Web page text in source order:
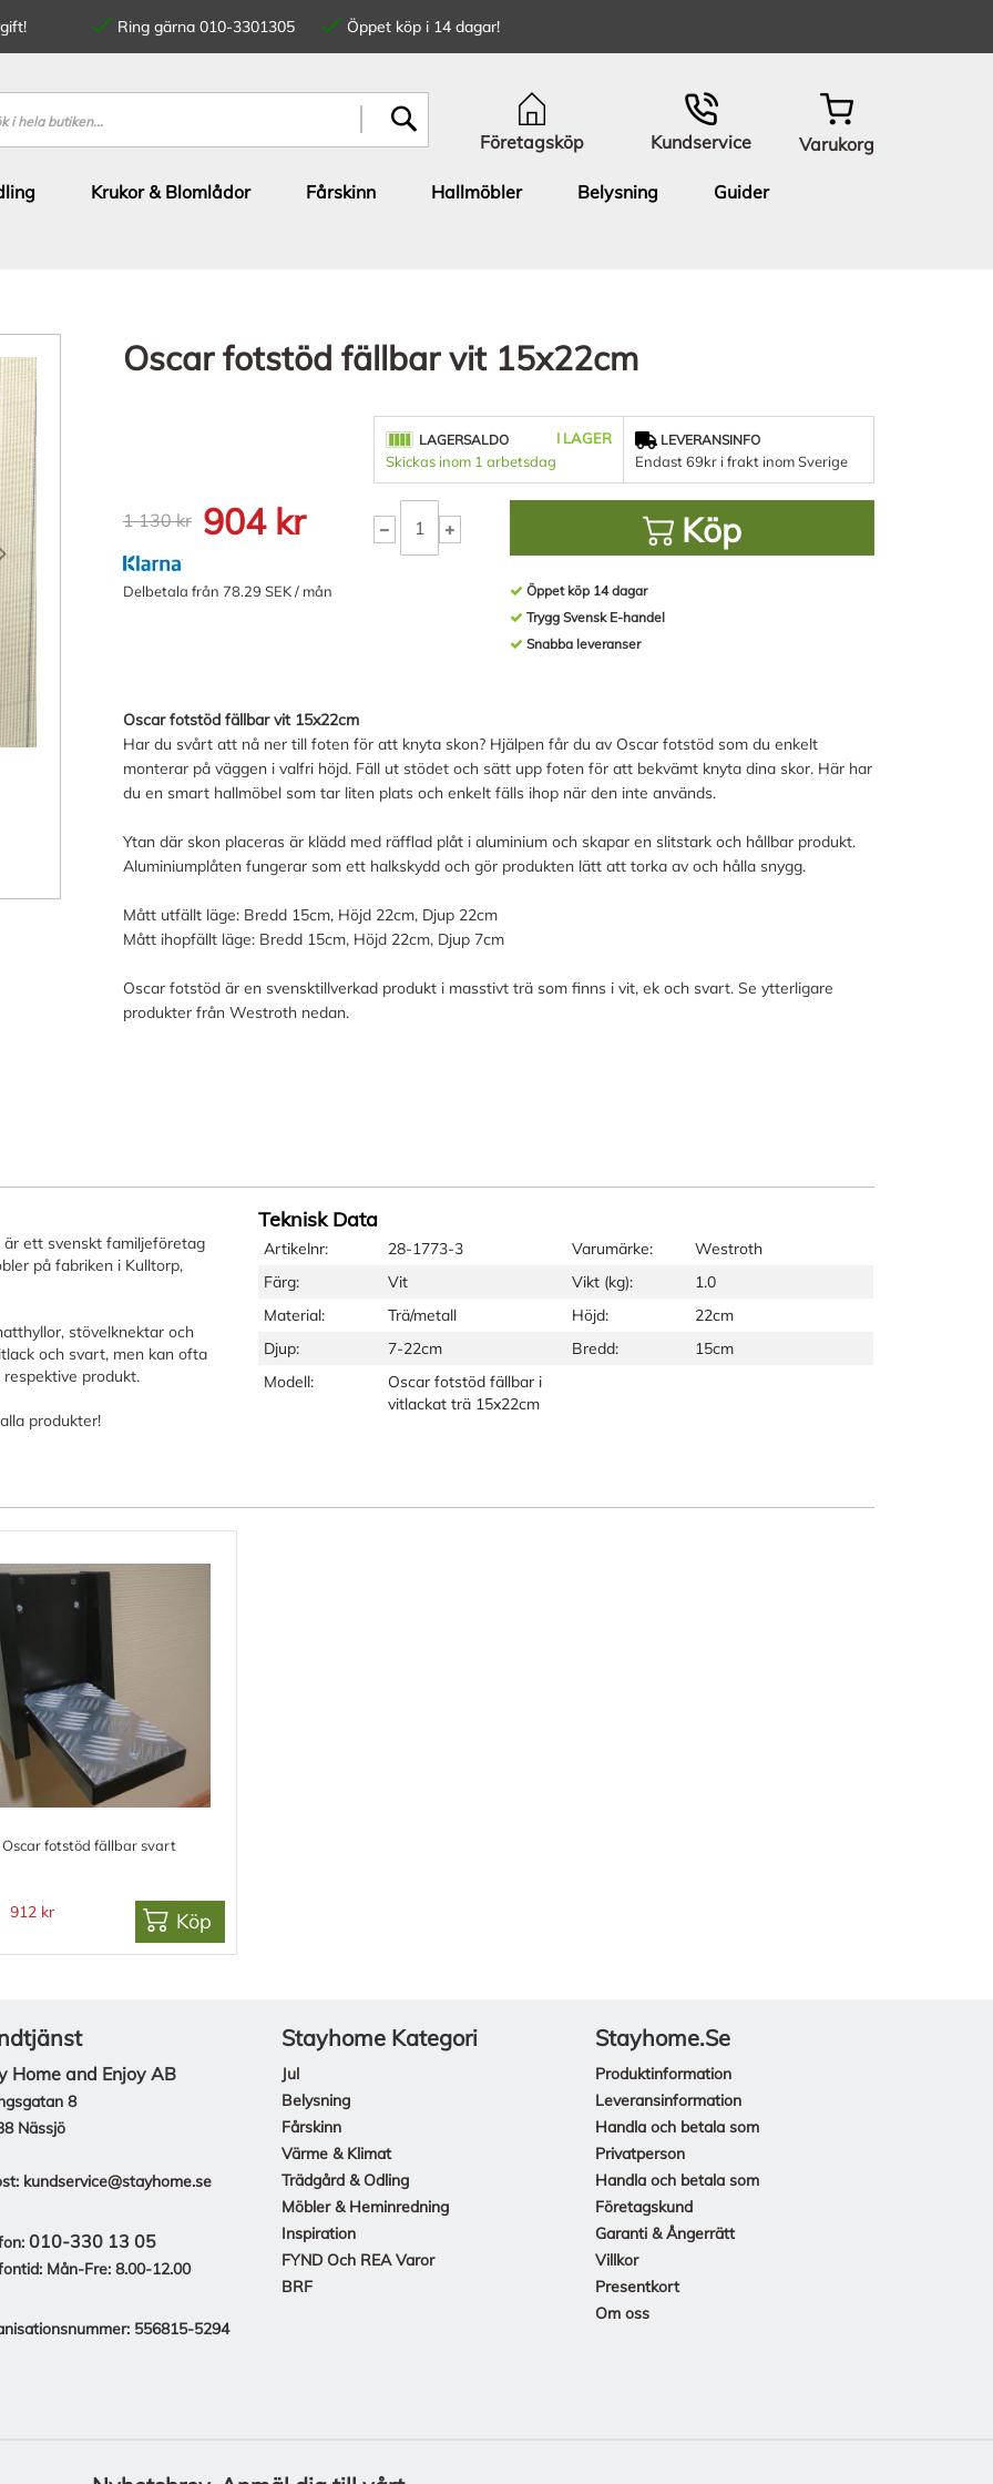
Ring gärna 010-3301305
Öppet köp i 14 dagar!
Företagsköp Kundservice Varukorg
Krukor & Blomlådor Fårskinn Hallmöbler Belysning
Guider
Oscar fotstöd fällbar vit 15x22cm
1 130 kr 904 kr
Delbetala från 78.29 SEK / mån
LAGERSALDO
I LAGER
Skickas inom 1 arbetsdag
LEVERANSINFO
Endast 69kr i frakt inom Sverige
Köp
Öppet köp 14 dagar
Trygg Svensk E-handel
Snabba leveranser
Oscar fotstöd fällbar vit 15x22cm
Har du svårt att nå ner till foten för att knyta skon? Hjälpen får du av Oscar fotstöd som du enkelt
monterar på väggen i valfri höjd. Fäll ut stödet och sätt upp foten för att bekvämt knyta dina skor. Här har
du en smart hallmöbel som tar liten plats och enkelt fälls ihop när den inte används.
Ytan där skon placeras är klädd med räfflad plåt i aluminium och skapar en slitstark och hållbar produkt.
Aluminiumplåten fungerar som ett halkskydd och gör produkten lätt att torka av och hålla snygg.
Mått utfällt läge: Bredd 15cm, Höjd 22cm, Djup 22cm
Mått ihopfällt läge: Bredd 15cm, Höjd 22cm, Djup 7cm
Oscar fotstöd är en svensktillverkad produkt i masstivt trä som finns i vit, ek och svart. Se ytterligare
produkter från Westroth nedan.
ett svenskt familjeföretag
på fabriken i Kulltorp,
stövelknektar och
och svart, men kan ofta
produkt.
produkter!
Teknisk Data
Artikelnr: 28-1773-3 Varumärke:
Westroth
Färg:
Vit Vikt (kg):
1.0
Material:
Trä/metall Höjd:
22cm
Djup:
7-22cm Bredd:
15cm
Modell:
Oscar fotstöd fällbar i
vitlackat trä 15x22cm
Oscar fotstöd fällbar svart
912 kr Köp
Home and Enjoy AB
8
Nässjö
kundservice@stayhome.se
010-330 13 05
Mån-Fre: 8.00-12.00
556815-5294
Stayhome Kategori
Jul
Belysning
Fårskinn
Värme & Klimat
Trädgård & Odling
Möbler & Heminredning
Inspiration
FYND Och REA Varor
BRF
Stayhome.se
Produktinformation
Leveransinformation
Handla och betala som
Privatperson
Handla och betala som
Företagskund
Garanti & Ångerrätt
Villkor
Presentkort
Om oss